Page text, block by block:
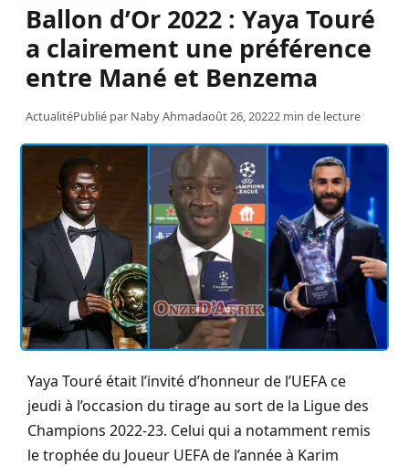
Ballon d’Or 2022 : Yaya Touré
a clairement une préférence
entre Mané et Benzema
ActualitéPublié par Naby Ahmadaoût 26, 20222 min de lecture
Yaya Touré était l’invité d’honneur de l’UEFA ce
jeudi à l’occasion du tirage au sort de la Ligue des
Champions 2022-23. Celui qui a notamment remis
le trophée du Joueur UEFA de l’année à Karim